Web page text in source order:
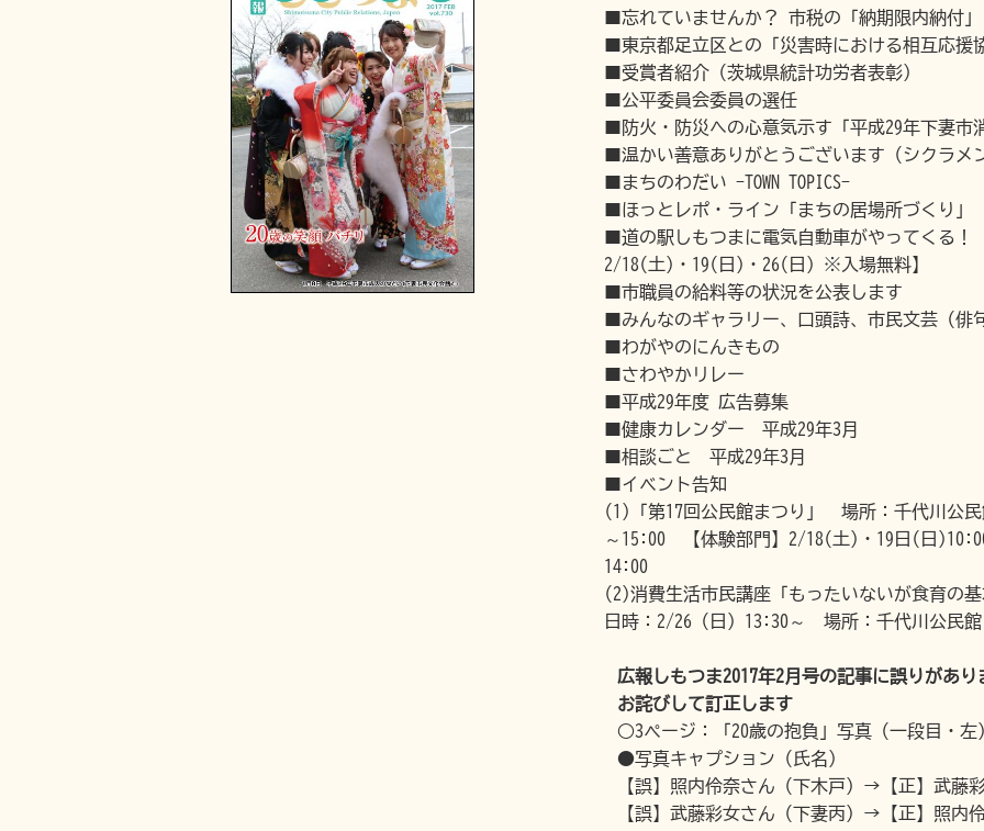
■忘れていませんか？ 市税の「納期限内納付」
■東京都足立区との「災害時における相互応援
■受賞者紹介（茨城県統計功労者表彰）
■公平委員会委員の選任
■防火・防災への心意気示す「平成29年下妻市
■温かい善意ありがとうございます（シクラメ
■まちのわだい -TOWN TOPICS-
■ほっとレポ・ライン「まちの居場所づくり」
■道の駅しもつまに電気自動車がやってくる
2/18(土)・19(日)・26(日) ※入場無料】
■市職員の給料等の状況を公表します
■みんなのギャラリー、口頭詩、市民文芸（俳
■わがやのにんきもの
■さわやかリレー
■平成29年度 広告募集
■健康カレンダー 平成29年3月
■相談ごと 平成29年3月
■イベント告知
(1)「第17回公民館まつり」 場所：千代川公
～15:00 【体験部門】2/18(土)・19日(日
14:00
(2)消費生活市民講座「もったいないが食育の
日時：2/26（日）13:30～ 場所：千代川公民
広報しもつま2017年2月号の記事に誤りがあり
お詫びして訂正します
○3ページ：「20歳の抱負」写真（一段目・左
●写真キャプション（氏名）
【誤】照内伶奈さん（下木戸）→【正】武藤
【誤】武藤彩女さん（下妻丙）→【正】照内